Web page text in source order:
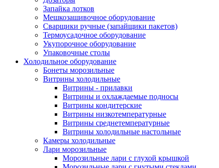
Запайка лотков
Мешкозашивочное оборудование
Сварщики ручные (запайщики пакетов)
Термоусадочное оборудование
Укупорочное оборудование
Упаковочные столы
Холодильное оборудование
Бонеты морозильные
Витрины холодильные
Витрины - прилавки
Витрины и охлаждаемые подносы
Витрины кондитерские
Витрины низкотемпературные
Витрины среднетемпературные
Витрины холодильные настольные
Камеры холодильные
Лари морозильные
Морозильные лари с глухой крышкой